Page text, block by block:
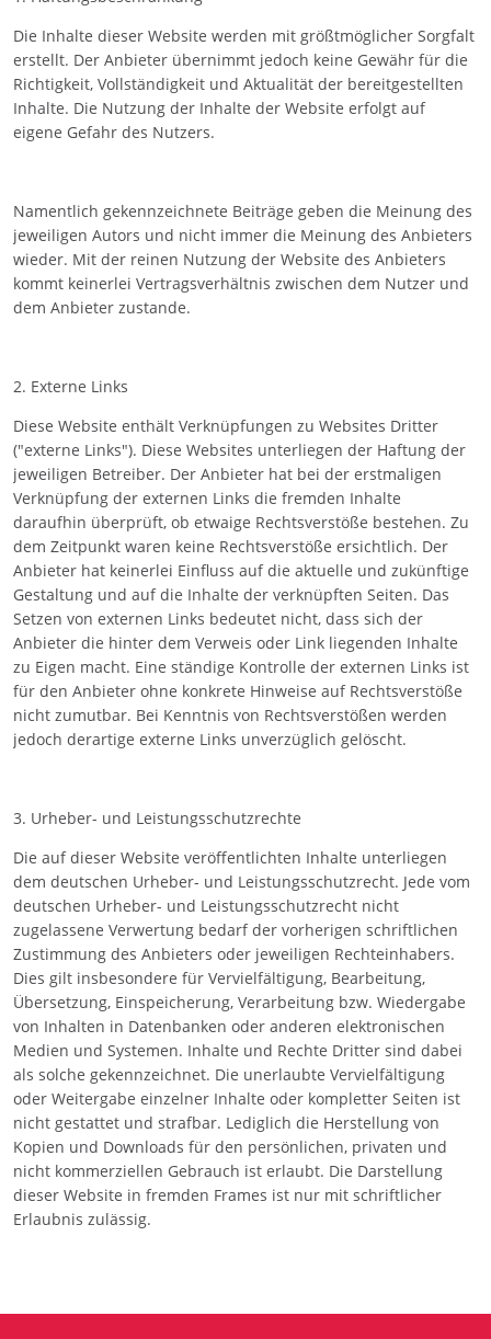
Die Inhalte dieser Website werden mit größtmöglicher Sorgfalt
erstellt. Der Anbieter übernimmt jedoch keine Gewähr für die
Richtigkeit, Vollständigkeit und Aktualität der bereitgestellten
Inhalte. Die Nutzung der Inhalte der Website erfolgt auf
eigene Gefahr des Nutzers.
Namentlich gekennzeichnete Beiträge geben die Meinung des
jeweiligen Autors und nicht immer die Meinung des Anbieters
wieder. Mit der reinen Nutzung der Website des Anbieters
kommt keinerlei Vertragsverhältnis zwischen dem Nutzer und
dem Anbieter zustande.
2. Externe Links
Diese Website enthält Verknüpfungen zu Websites Dritter
("externe Links"). Diese Websites unterliegen der Haftung der
jeweiligen Betreiber. Der Anbieter hat bei der erstmaligen
Verknüpfung der externen Links die fremden Inhalte
daraufhin überprüft, ob etwaige Rechtsverstöße bestehen. Zu
dem Zeitpunkt waren keine Rechtsverstöße ersichtlich. Der
Anbieter hat keinerlei Einfluss auf die aktuelle und zukünftige
Gestaltung und auf die Inhalte der verknüpften Seiten. Das
Setzen von externen Links bedeutet nicht, dass sich der
Anbieter die hinter dem Verweis oder Link liegenden Inhalte
zu Eigen macht. Eine ständige Kontrolle der externen Links ist
für den Anbieter ohne konkrete Hinweise auf Rechtsverstöße
nicht zumutbar. Bei Kenntnis von Rechtsverstößen werden
jedoch derartige externe Links unverzüglich gelöscht.
3. Urheber- und Leistungsschutzrechte
Die auf dieser Website veröffentlichten Inhalte unterliegen
dem deutschen Urheber- und Leistungsschutzrecht. Jede vom
deutschen Urheber- und Leistungsschutzrecht nicht
zugelassene Verwertung bedarf der vorherigen schriftlichen
Zustimmung des Anbieters oder jeweiligen Rechteinhabers.
Dies gilt insbesondere für Vervielfältigung, Bearbeitung,
Übersetzung, Einspeicherung, Verarbeitung bzw. Wiedergabe
von Inhalten in Datenbanken oder anderen elektronischen
Medien und Systemen. Inhalte und Rechte Dritter sind dabei
als solche gekennzeichnet. Die unerlaubte Vervielfältigung
oder Weitergabe einzelner Inhalte oder kompletter Seiten ist
nicht gestattet und strafbar. Lediglich die Herstellung von
Kopien und Downloads für den persönlichen, privaten und
nicht kommerziellen Gebrauch ist erlaubt. Die Darstellung
dieser Website in fremden Frames ist nur mit schriftlicher
Erlaubnis zulässig.